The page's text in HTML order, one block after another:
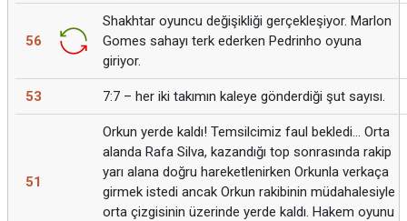
56
Shakhtar oyuncu değişikliği gerçekleşiyor. Marlon
Gomes sahayı terk ederken Pedrinho oyuna
giriyor.
53 7:7 – her iki takımın kaleye gönderdiği şut sayısı.
51
Orkun yerde kaldı! Temsilcimiz faul bekledi... Orta
alanda Rafa Silva, kazandığı top sonrasında rakip
yarı alana doğru hareketlenirken Orkunla verkaça
girmek istedi ancak Orkun rakibinin müdahalesiyle
orta çizgisinin üzerinde yerde kaldı. Hakem oyunu